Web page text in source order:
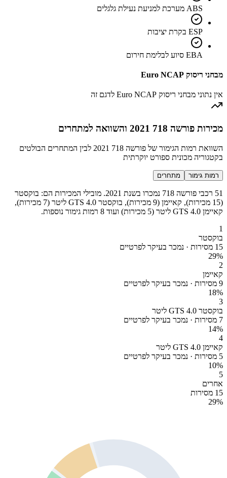
ABS מערכת למניעת נעילת גלגלים
ESP בקרת יציבות
EBA סיוע לבלימת חירום
מבחני ריסוק Euro NCAP
אין נתוני מבחני ריסוק Euro NCAP לדגם זה
מכירות פורשה 718 2021 והשוואה למתחרים
השוואת רמות הגימור של פורשה 718 2021 לבין המתחרים הבולטים
בקטגוריה מכונית ספורט יוקרתית
רמות גימור מתחרים
51 רכבי פורשה 718 נמכרו בשנת 2021. מובילי המכירות הם: בוקסטר
(15 מכירות), קאיימן (9 מכירות), בוקסטר GTS 4.0 ליטר (7 מכירות),
קאיימן GTS 4.0 ליטר (5 מכירות) ועוד 8 רמות גימור נוספות.
1
בוקסטר
15 מסירות · נמכר בעיקר לפרטיים
29%
2
קאיימן
9 מסירות · נמכר בעיקר לפרטיים
18%
3
בוקסטר GTS 4.0 ליטר
7 מסירות · נמכר בעיקר לפרטיים
14%
4
קאיימן GTS 4.0 ליטר
5 מסירות · נמכר בעיקר לפרטיים
10%
5
אחרים
15 מסירות
29%